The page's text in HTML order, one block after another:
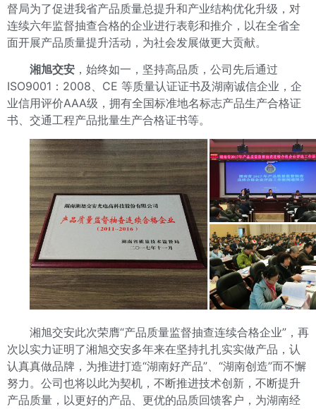
督局为了促进我省产品质量总提升和产业结构优化升级，对
连续六年监督抽查合格的企业进行表彰和推介，以在全省全
面开展产品质量提升活动，为社会发展做更大贡献。
湘旭交安 ，始终如一，坚持高品质，公司先后通过
ISO9001：2008、CE 等质量认证证书及湖南诚信企业，企
业信用评价AAA级，拥有全国标准地名标志产品生产合格证
书、交通工程产品批量生产合格证书等。
湘旭交安此次荣膺“产品质量监督抽查连续合格企业”，再
次以实力证明了湘旭交安多年来在坚持扎扎实实做产品，认
认真真做品牌，为推进打造“湖南好产品”、“湖南创造”而不懈
努力。公司也将以此为契机，不断推进技术创新，不断提升
产品质量，以更好的产品、更优的品质回馈客户，为湖南经